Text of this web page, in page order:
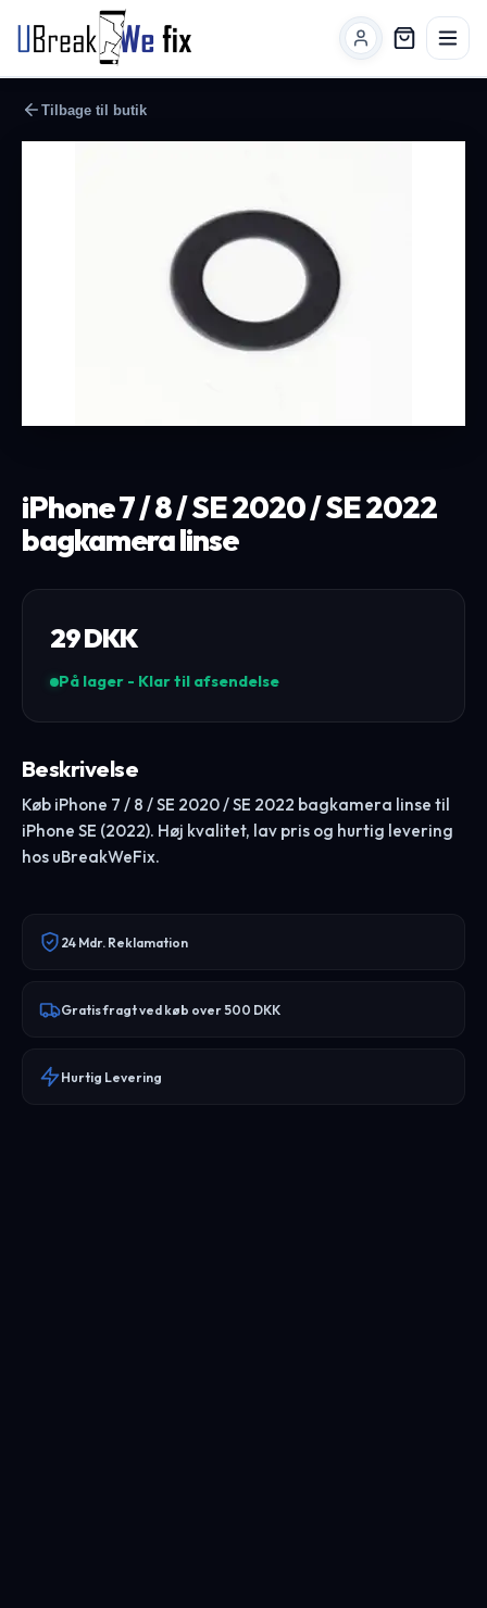
Tilbage til butik
iPhone 7 / 8 / SE 2020 / SE 2022
bagkamera linse
29DKK
På lager - Klar til afsendelse
Beskrivelse
Køb iPhone 7 / 8 / SE 2020 / SE 2022 bagkamera linse til
iPhone SE (2022). Høj kvalitet, lav pris og hurtig levering
hos uBreakWeFix.
24 Mdr. Reklamation
Gratis fragt ved køb over 500 DKK
Hurtig Levering